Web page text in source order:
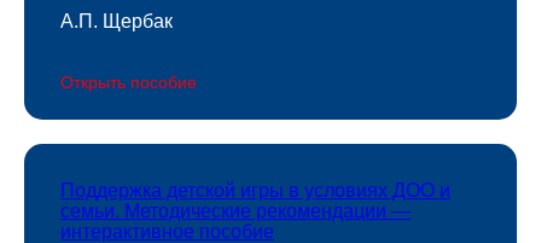
А.П. Щербак
Открыть пособие
Поддержка детской игры в условиях ДОО и
семьи. Методические рекомендации —
интерактивное пособие